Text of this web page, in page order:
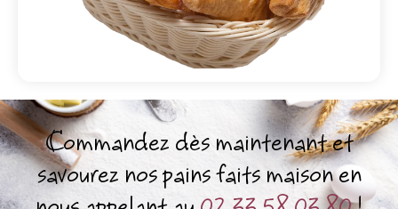
Commandez dès maintenant et
savourez nos pains faits maison en